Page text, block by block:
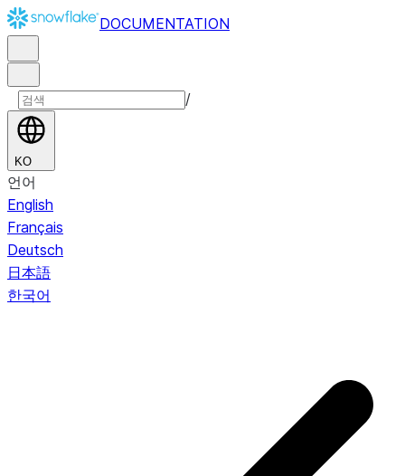
DOCUMENTATION
/
KO
언어
English
Français
Deutsch
日本語
한국어